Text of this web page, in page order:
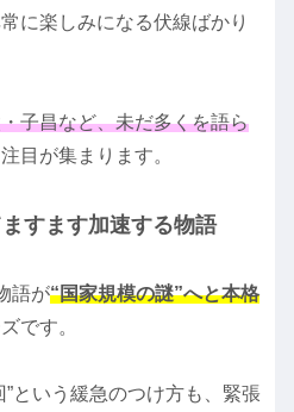
に楽しみになる伏線ばかり
子昌など、未だ多くを語ら
目が集まります。
すます加速する物語
語が“国家規模の謎”へと本格
です。
という緩急のつけ方も、緊張